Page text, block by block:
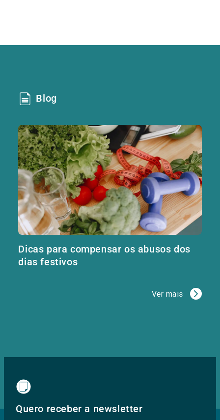
Blog
Dicas para compensar os abusos dos
dias festivos
Ver mais
Quero receber a newsletter